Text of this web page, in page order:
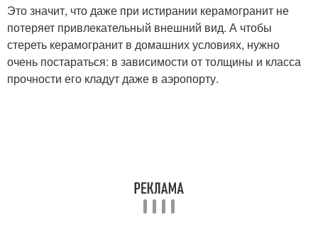
Это значит, что даже при истирании керамогранит не
потеряет привлекательный внешний вид. А чтобы
стереть керамогранит в домашних условиях, нужно
очень постараться: в зависимости от толщины и класса
прочности его кладут даже в аэропорту.